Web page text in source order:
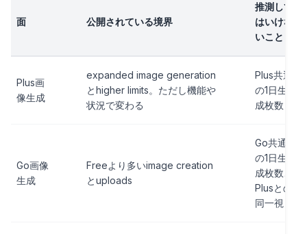
面 公開されている境界
推測して
はいけな
いこと
Plus画
像生成
expanded image generation
とhigher limits。ただし機能や
状況で変わる
Plus共通
の1日生
成枚数
Go画像
生成
Freeより多いimage creation
とuploads
Go共通
の1日生
成枚数、
Plusとの
同一視